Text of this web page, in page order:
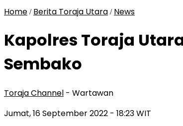
Home / Berita Toraja Utara / News
Kapolres Toraja
Sembako
Toraja Channel - Wartawan
Jumat, 16 September 2022 - 18:23 WIT